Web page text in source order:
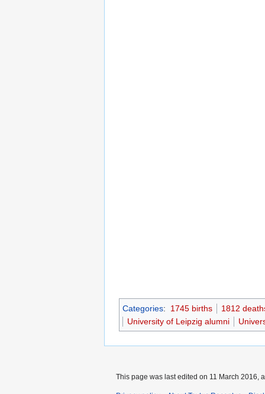
Categories: 1745 births
1812
University of Leipzig alumni
This page was last edited on 11 March 2016,